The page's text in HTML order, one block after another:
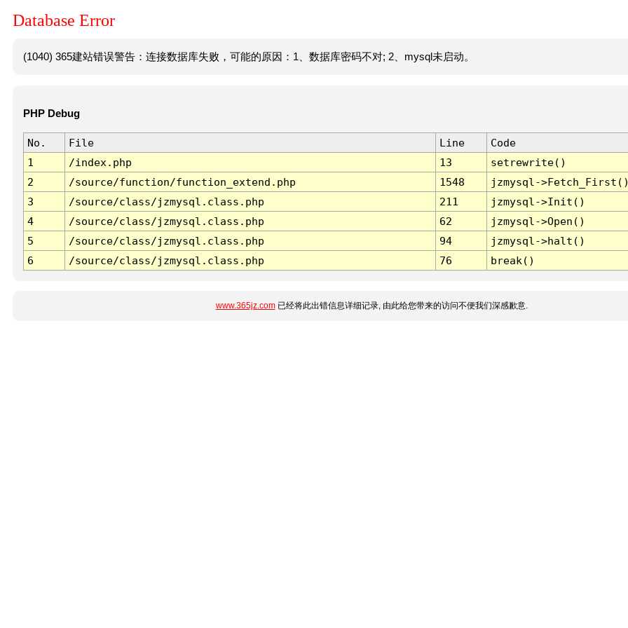
Database Error
(1040) 365建站错误警告：连接数据库失败，可能的原因：1、数据库密码不对; 2、mysql未启动。
PHP Debug
No. File Line
Code
1
/index.php 13
setrewrite()
2
/source/function/function_extend.php 1548
jzmysql-
3
/source/class/jzmysql.class.php 211
jzmysql->Init()
4
/source/class/jzmysql.class.php 62
jzmysql->Open()
5
/source/class/jzmysql.class.php 94
jzmysql->halt()
6
/source/class/jzmysql.class.php 76 break()
www.365jz.com已经将此出错信息详细记录, 由此给您带来的访问不便我们深感歉意.